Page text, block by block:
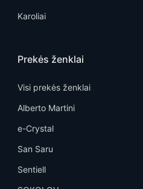
Karoliai
Prekės ženklai
Visi prekės ženklai
Alberto Martini
e-Crystal
San Saru
Sentiell